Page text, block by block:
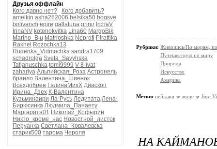
Друзья оффлайн
Кого давно нет?
Кого добавить?
amelkin asha262006 belsika50 bogsve
bolivarsm epire gallaluna grinir IrchaV
IrinaNV kotenokvitka Lina60 MargoBik
Marino_Blu Matrioshka Neprofi Pirattika
Rakhel
Rozochka13
Rudenka_Vidmochka sandra1709
schadrolga Sveta_Savyhska
Tatjanuschka tomi9999 V-8-ivat
zahariya Альпийская_Роза Астронель
браило Валентина_Шиенок
Всехдобрее ГалинаМихХ Диаскоп
Ирина_Дзех К-Валентина
Кузьминаири Ла-Русь Ледитата Лена-
Бирюсинка Людмила_Панаету
Маргарита01 Николай_Кофырин
Никто_кроме_нас Новостной_листок
Перуанка Светлана_Ковалевска
старик500 тарома Чероля
Рубрики: Живопись/По морям,
Путешествую по миру
Природа
Искусство
Америка
Метки: пейзажи море Jose
НА